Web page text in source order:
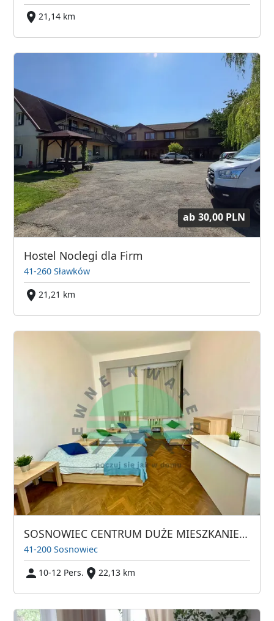
21,14 km
ab 30,00 PLN
Hostel Noclegi dla Firm
41-260 Sławków
21,21 km
SOSNOWIEC CENTRUM DUŻE MIESZKANIE DLA 12 OSÓB
41-200 Sosnowiec
10-12 Pers.
22,13 km